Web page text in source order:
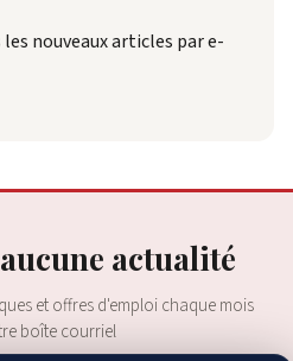
nouveaux articles par e-
actualité
et offres d'emploi chaque mois
boîte courriel